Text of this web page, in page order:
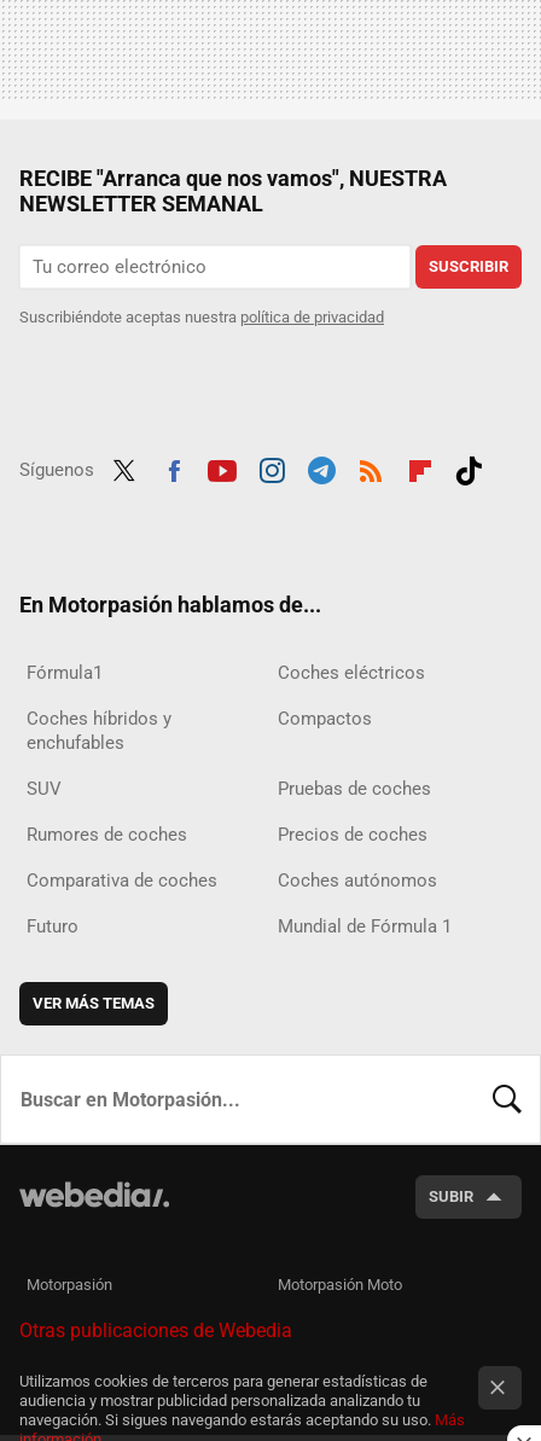
RECIBE "Arranca que nos vamos", NUESTRA
NEWSLETTER SEMANAL
SUSCRIBIR
Suscribiéndote aceptas nuestra política de privacidad
Síguenos
En Motorpasión hablamos de...
Fórmula1 Coches eléctricos
Coches híbridos y
enchufables
Compactos
SUV Pruebas de coches
Rumores de coches Precios de coches
Comparativa de coches Coches autónomos
Futuro Mundial de Fórmula 1
VER MÁS TEMAS
SUBIR
Motorpasión Motorpasión Moto
Otras publicaciones de Webedia
Utilizamos cookies de terceros para generar estadísticas de
audiencia y mostrar publicidad personalizada analizando tu
navegación. Si sigues navegando estarás aceptando su uso. Más